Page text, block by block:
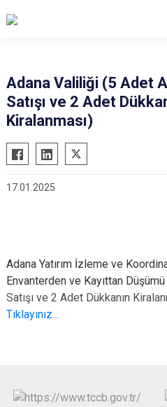
Adana Valiliği (5 Adet
Satışı ve 2 Adet
Kiralanması)
17.01.2025
Adana Yatırım İzleme ve
Envanterden ve Kayıttan Düşümü
Satışı ve 2 Adet Dükkanın
Tıklayınız...